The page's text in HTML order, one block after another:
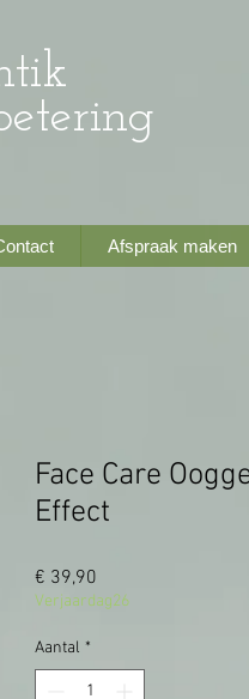
Afspraak maken
Face Care
Effect
€ 39,90
Verjaardag26
Aantal *